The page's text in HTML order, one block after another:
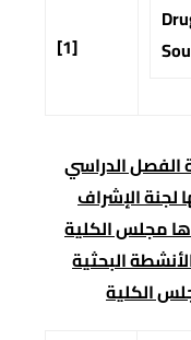
[1]
الفصل الدراسي
لجنة الإشراف
مجلس الكلية
من 100درجه والأنشطة البحثية